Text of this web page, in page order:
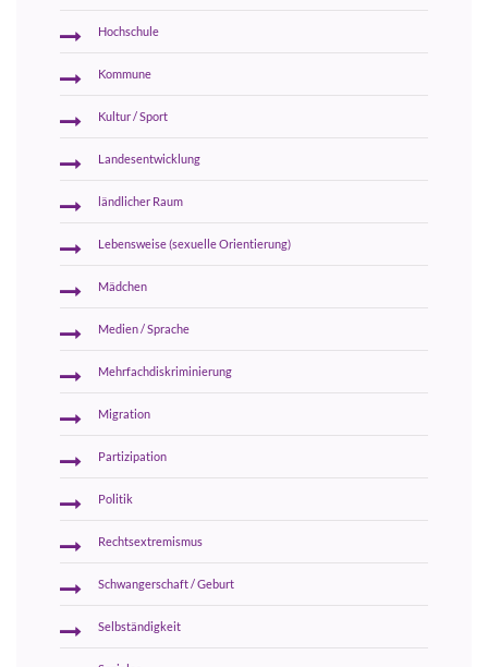
Hochschule
Kommune
Kultur / Sport
Landesentwicklung
ländlicher Raum
Lebensweise (sexuelle Orientierung)
Mädchen
Medien / Sprache
Mehrfachdiskriminierung
Migration
Partizipation
Politik
Rechtsextremismus
Schwangerschaft / Geburt
Selbständigkeit